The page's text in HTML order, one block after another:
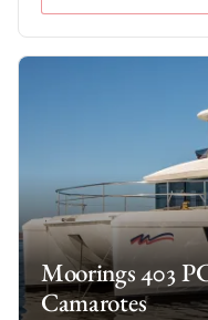
Moorings 403
Camarotes